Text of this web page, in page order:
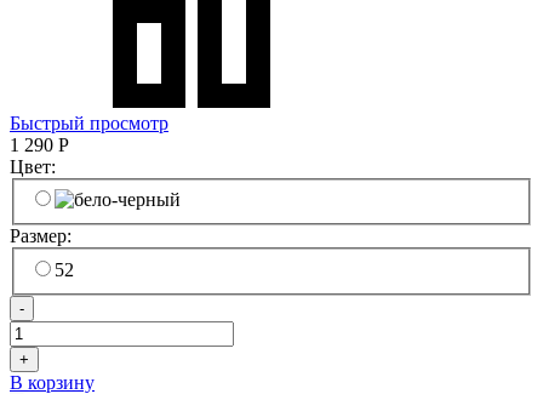
Быстрый просмотр
1 290 Р
Цвет:
Размер:
52
-
+
В корзину